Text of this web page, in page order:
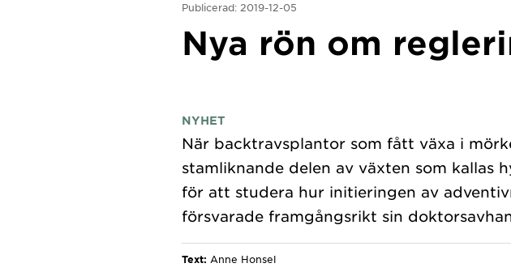
Publicerad: 2019-12-05
Nya rön om
NYHET
När backtravsplantor som fått växa i
stamliknande delen av växten som kallas
för att studera hur initieringen av
Text: Anne Honsel